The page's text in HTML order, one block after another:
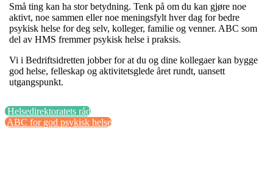
Små ting kan ha stor betydning. Tenk på om du kan gjøre noe
aktivt, noe sammen eller noe meningsfylt hver dag for bedre
psykisk helse for deg selv, kolleger, familie og venner. ABC som
del av HMS fremmer psykisk helse i praksis.
Vi i Bedriftsidretten jobber for at du og dine kollegaer kan bygge
god helse, felleskap og aktivitetsglede året rundt, uansett
utgangspunkt.
Helsedirektoratets råd
ABC for god psykisk helse